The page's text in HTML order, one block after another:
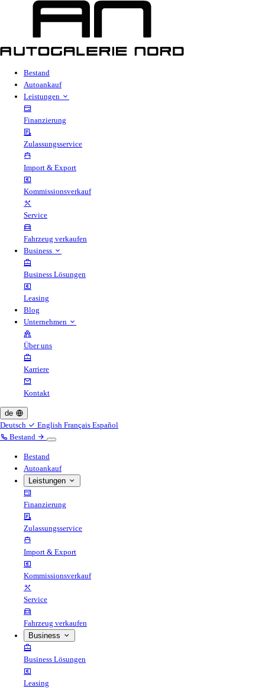
Bestand
Autoankauf
Leistungen
Finanzierung
Zulassungsservice
Import & Export
Kommissionsverkauf
Service
Fahrzeug verkaufen
Business
Business Lösungen
Leasing
Blog
Unternehmen
Über uns
Karriere
Kontakt
de
Deutsch
English Français Español
Bestand
Bestand
Autoankauf
Leistungen
Finanzierung
Zulassungsservice
Import & Export
Kommissionsverkauf
Service
Fahrzeug verkaufen
Business
Business Lösungen
Leasing